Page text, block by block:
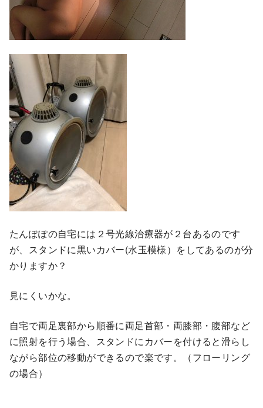
たんぽぽの自宅には２号光線治療器が２台あるのです
が、スタンドに黒いカバー(水玉模様）をしてあるのが分
かりますか？
見にくいかな。
自宅で両足裏部から順番に両足首部・両膝部・腹部など
に照射を行う場合、スタンドにカバーを付けると滑らし
ながら部位の移動ができるので楽です。（フローリング
の場合）